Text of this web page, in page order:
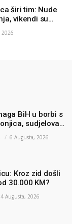
širi tim: Nude
vikendi su
2026
BiH u borbi s
sudjelovao
- 6 Augusta, 2026
Kroz zid došli
30.000 KM?
4 Augusta, 2026